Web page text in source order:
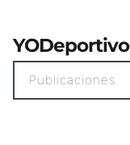
YODeportivo
Publicaciones